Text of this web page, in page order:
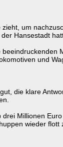
um
Hansestadt
und
die klare
Millionen
wieder